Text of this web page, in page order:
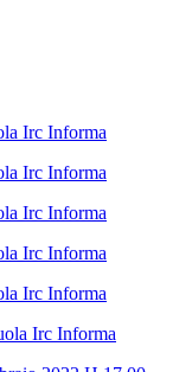
Irc Informa
Irc Informa
Irc Informa
Irc Informa
Irc Informa
Irc Informa